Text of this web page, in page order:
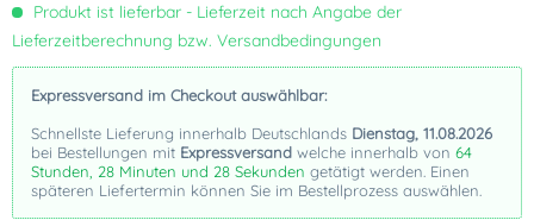
Produkt ist lieferbar - Lieferzeit nach Angabe der
Lieferzeitberechnung bzw. Versandbedingungen
Expressversand im Checkout auswählbar:
Schnellste Lieferung innerhalb Deutschlands Dienstag, 11.08.2026
bei Bestellungen mit Expressversand welche innerhalb von 64
Stunden, 28 Minuten und 28 Sekunden getätigt werden. Einen
späteren Liefertermin können Sie im Bestellprozess auswählen.